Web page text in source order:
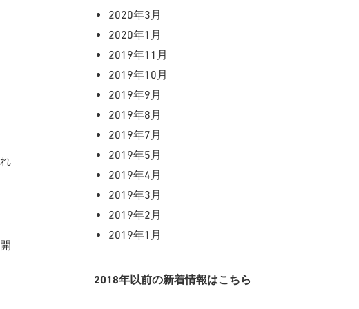
2020年3月
2020年1月
2019年11月
2019年10月
2019年9月
2019年8月
2019年7月
2019年5月
2019年4月
2019年3月
2019年2月
2019年1月
2018年以前の新着情報はこちら